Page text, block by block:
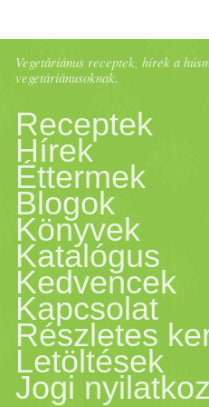
és az utolsó
egyesével.
szemű) – 1
natúr
mandulavaj (
bögre
evőkanál
Vegetáriánus receptek, hírek a
vegetáriánusoknak.
Receptek
Hírek
Éttermek
Blogok
Könyvek
Katalógus
Kedvencek
Kapcsolat
Részletes
Letöltések
Jogi